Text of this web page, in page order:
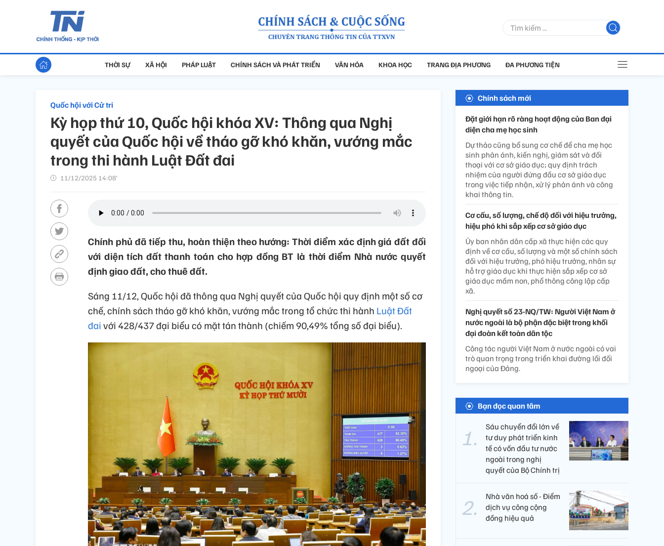
THỜI SỰ XÃ HỘI PHÁP LUẬT CHÍNH SÁCH VÀ PHÁT TRIỂN VĂN HÓA KHOA HỌC TRANG ĐỊA PHƯƠNG ĐA PHƯƠNG TIỆN
Quốc hội với Cử tri
Kỳ họp thứ 10, Quốc hội khóa XV: Thông qua Nghị
quyết của Quốc hội về tháo gỡ khó khăn, vướng mắc
trong thi hành Luật Đất đai
11/12/2025 14:08’
Chính phủ đã tiếp thu, hoàn thiện theo hướng: Thời điểm xác định giá đất đối
với diện tích đất thanh toán cho hợp đồng BT là thời điểm Nhà nước quyết
định giao đất, cho thuê đất.
Sáng 11/12, Quốc hội đã thông qua Nghị quyết của Quốc hội quy định một số cơ
chế, chính sách tháo gỡ khó khăn, vướng mắc trong tổ chức thi hành Luật Đất
đaivới 428/437 đại biểu có mặt tán thành (chiếm 90,49% tổng số đại biểu).
Chính sách mới
Đặt giới hạn rõ ràng hoạt động của Ban đại
diện cha mẹ học sinh
Dự thảo cũng bổ sung cơ chế để cha mẹ học
sinh phản ánh, kiến nghị, giám sát và đối
thoại với cơ sở giáo dục; quy định trách
nhiệm của người đứng đầu cơ sở giáo dục
trong việc tiếp nhận, xử lý phản ánh và công
khai thông tin.
Cơ cấu, số lượng, chế độ đối với hiệu trưởng,
hiệu phó khi sắp xếp cơ sở giáo dục
Ủy ban nhân dân cấp xã thực hiện các quy
định về cơ cấu, số lượng và một số chính sách
đối với hiệu trưởng, phó hiệu trưởng, nhân sự
hỗ trợ giáo dục khi thực hiện sắp xếp cơ sở
giáo dục mầm non, phổ thông công lập cấp
xã.
Nghị quyết số 23-NQ/TW: Người Việt Nam ở
nước ngoài là bộ phận đặc biệt trong khối
đại đoàn kết toàn dân tộc
Công tác người Việt Nam ở nước ngoài có vai
trò quan trọng trong triển khai đường lối đối
ngoại của Đảng.
Bạn đọc quan tâm
Sáu chuyển đổi lớn về
tư duy phát triển kinh
tế có vốn đầu tư nước
ngoài trong nghị
quyết của Bộ Chính trị
Nhà văn hoá số - Điểm
dịch vụ công cộng
đồng hiệu quả